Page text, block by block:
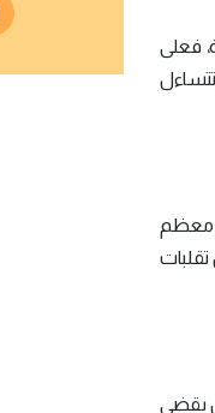
فعلى
إلى معظم
يقضي